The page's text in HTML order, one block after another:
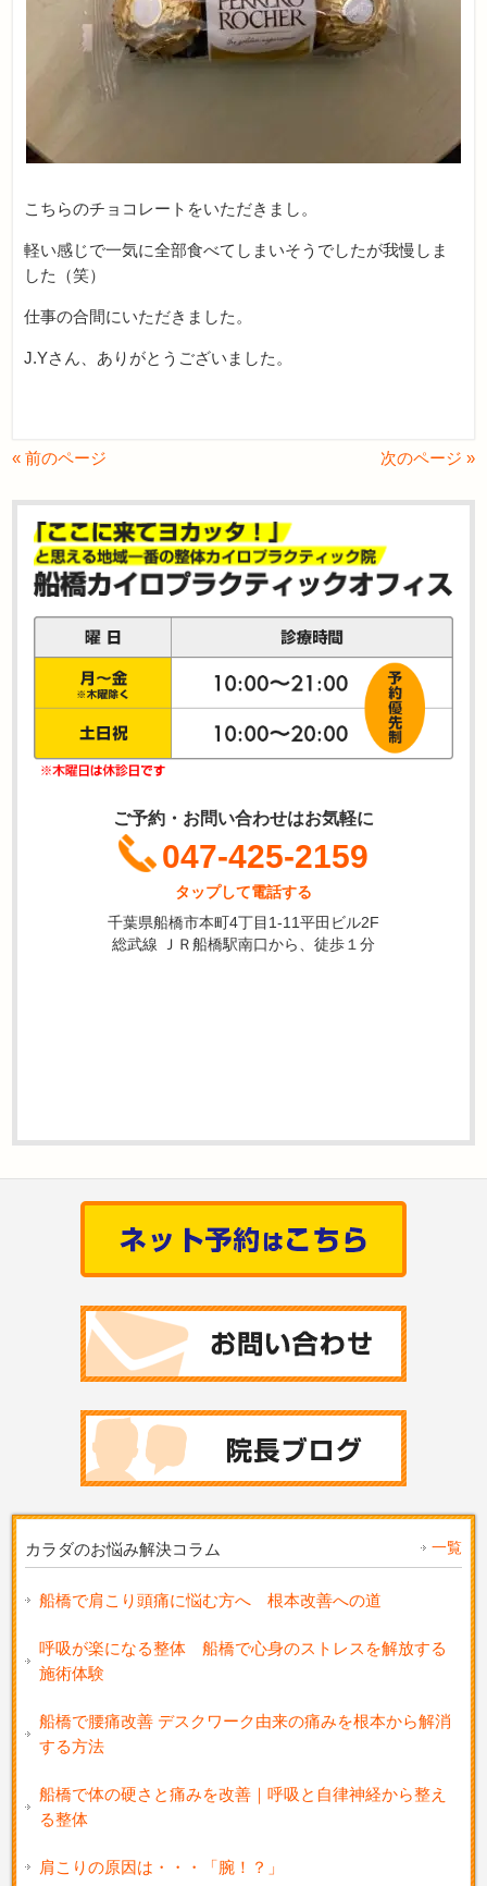
こちらのチョコレートをいただきまし。
軽い感じで一気に全部食べてしまいそうでしたが我慢しま
した（笑）
仕事の合間にいただきました。
J.Yさん、ありがとうございました。
« 前のページ 次のページ »
ご予約・お問い合わせはお気軽に
047-425-2159
タップして電話する
千葉県船橋市本町4丁目1-11平田ビル2F
総武線 ＪＲ船橋駅南口から、徒歩１分
カラダのお悩み解決コラム 一覧
船橋で肩こり頭痛に悩む方へ 根本改善への道
呼吸が楽になる整体 船橋で心身のストレスを解放する
施術体験
船橋で腰痛改善 デスクワーク由来の痛みを根本から解消
する方法
船橋で体の硬さと痛みを改善｜呼吸と自律神経から整え
る整体
肩こりの原因は・・・「腕！？」